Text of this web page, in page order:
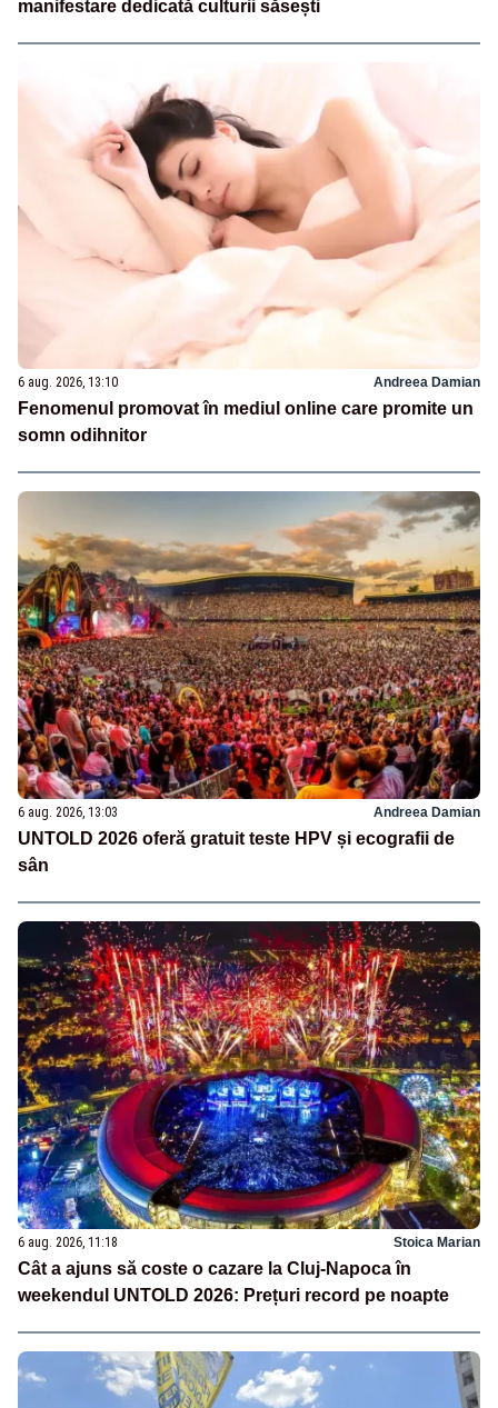
manifestare dedicată culturii săsești
6 aug. 2026, 13:10 Andreea Damian
Fenomenul promovat în mediul online care promite un
somn odihnitor
6 aug. 2026, 13:03 Andreea Damian
UNTOLD 2026 oferă gratuit teste HPV și ecografii de
sân
6 aug. 2026, 11:18 Stoica Marian
Cât a ajuns să coste o cazare la Cluj-Napoca în
weekendul UNTOLD 2026: Prețuri record pe noapte